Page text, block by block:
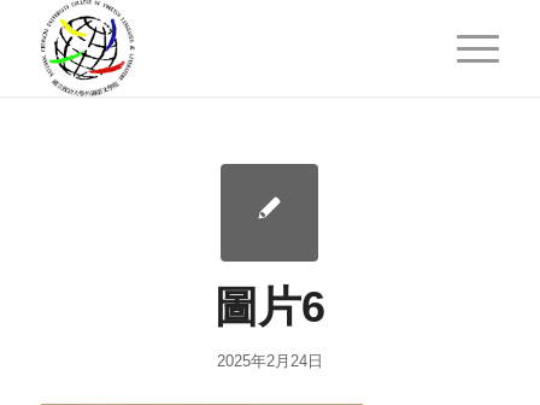
圖片6
2025年2月24日